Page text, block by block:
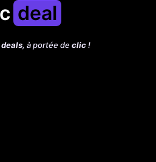
deal
deals, à portée de clic!